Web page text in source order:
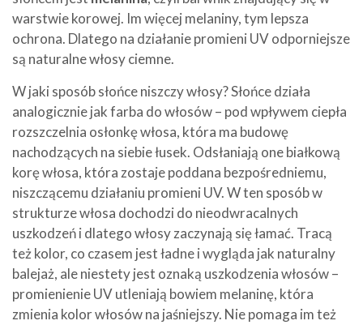
warstwie korowej. Im więcej melaniny, tym lepsza
ochrona. Dlatego na działanie promieni UV odporniejsze
są naturalne włosy ciemne.
W jaki sposób słońce niszczy włosy? Słońce działa
analogicznie jak farba do włosów – pod wpływem ciepła
rozszczelnia osłonkę włosa, która ma budowę
nachodzących na siebie łusek. Odsłaniają one białkową
korę włosa, która zostaje poddana bezpośredniemu,
niszczącemu działaniu promieni UV. W ten sposób w
strukturze włosa dochodzi do nieodwracalnych
uszkodzeń i dlatego włosy zaczynają się łamać. Tracą
też kolor, co czasem jest ładne i wygląda jak naturalny
balejaż, ale niestety jest oznaką uszkodzenia włosów –
promienienie UV utleniają bowiem melaninę, która
zmienia kolor włosów na jaśniejszy. Nie pomaga im też